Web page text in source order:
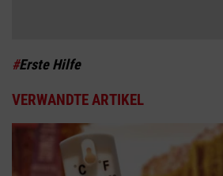
#Erste Hilfe
VERWANDTE ARTIKEL